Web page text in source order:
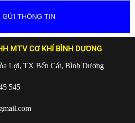
MTV CƠ KHÍ BÌNH DƯƠNG
Lợi, TX Bến Cát, Bình Dương
545